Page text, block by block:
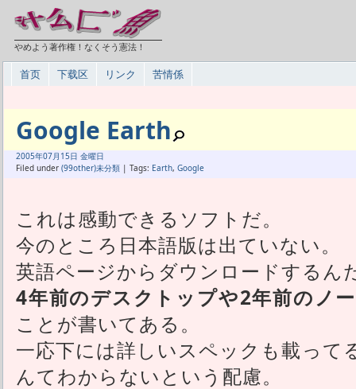
やめよう著作権！なくそう憲法！
首页 下载区 リンク 苦情係
Google Earth
2005年07月 15日 金曜日
Filed under (99other)未分類 | Tags: Earth, Google
これは感動できるソフトだ。
今のところ日本語版は出ていない。
英語ページからダウンロードするん
4年前のデスクトップや2年前のノ
ことが書いてある。
一応下には詳しいスペックも載って
んてわからないという配慮。